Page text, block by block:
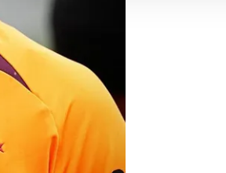
kılınması ve kişiselleştirilmesi ve
açık rızanız dahilinde
belirleyebilirsiniz. Çerezlere ilişkin
edebilirsiniz.
Aydınlatma Metnimizi okumak
için lütfentıklayınız